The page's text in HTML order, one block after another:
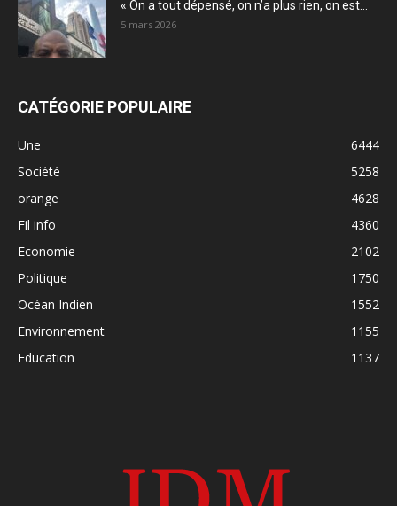
« On a tout dépensé, on n’a plus rien, on est...
5 mars 2026
CATÉGORIE POPULAIRE
Une
6444
Société
5258
orange
4628
Fil info
4360
Economie
2102
Politique
1750
Océan Indien
1552
Environnement
1155
Education
1137